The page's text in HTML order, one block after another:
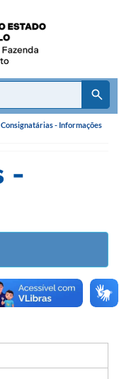
Consignatárias - Informações
-